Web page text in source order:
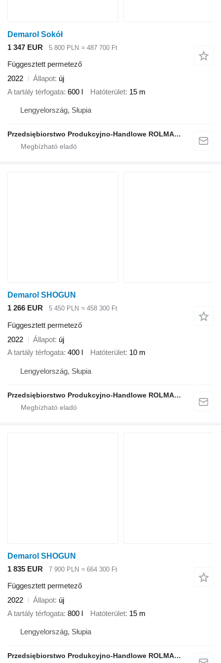
Demarol Sokół
1 347 EUR
5 800 PLN ≈ 487 700 Ft
Függesztett permetező
2022
Állapot új
A tartály térfogata 600 l Hatóterület 15 m
Lengyelország, Słupia
Przedsiębiorstwo Produkcyjno-Handlowe ROLMAPOL Marcin Dziekan
Demarol SHOGUN
1 266 EUR
5 450 PLN ≈ 458 300 Ft
Függesztett permetező
2022
Állapot új
A tartály térfogata 400 l Hatóterület 10 m
Lengyelország, Słupia
Przedsiębiorstwo Produkcyjno-Handlowe ROLMAPOL Marcin Dziekan
Demarol SHOGUN
1 835 EUR
7 900 PLN ≈ 664 300 Ft
Függesztett permetező
2022
Állapot új
A tartály térfogata 800 l Hatóterület 15 m
Lengyelország, Słupia
Przedsiębiorstwo Produkcyjno-Handlowe ROLMAPOL Marcin Dziekan